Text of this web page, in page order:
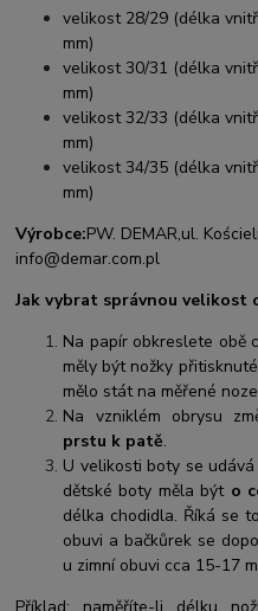
velikost 28/29 (délka
mm)
velikost 30/31 (délka
mm)
velikost 32/33 (délka
mm)
velikost 34/35 (délka
mm)
Výrobce:PW. DEMAR,ul.
info@demar.com.pl
Jak vybrat správnou velikost
Na papír obkreslete obě
měly být nožky
mělo stát na měřené
Na vzniklém obrysu
prstu k patě.
U velikosti boty se udává
dětské boty měla být o
délka chodidla. Říká se
obuvi a bačkůrek se
u zimní obuvi cca 15-17